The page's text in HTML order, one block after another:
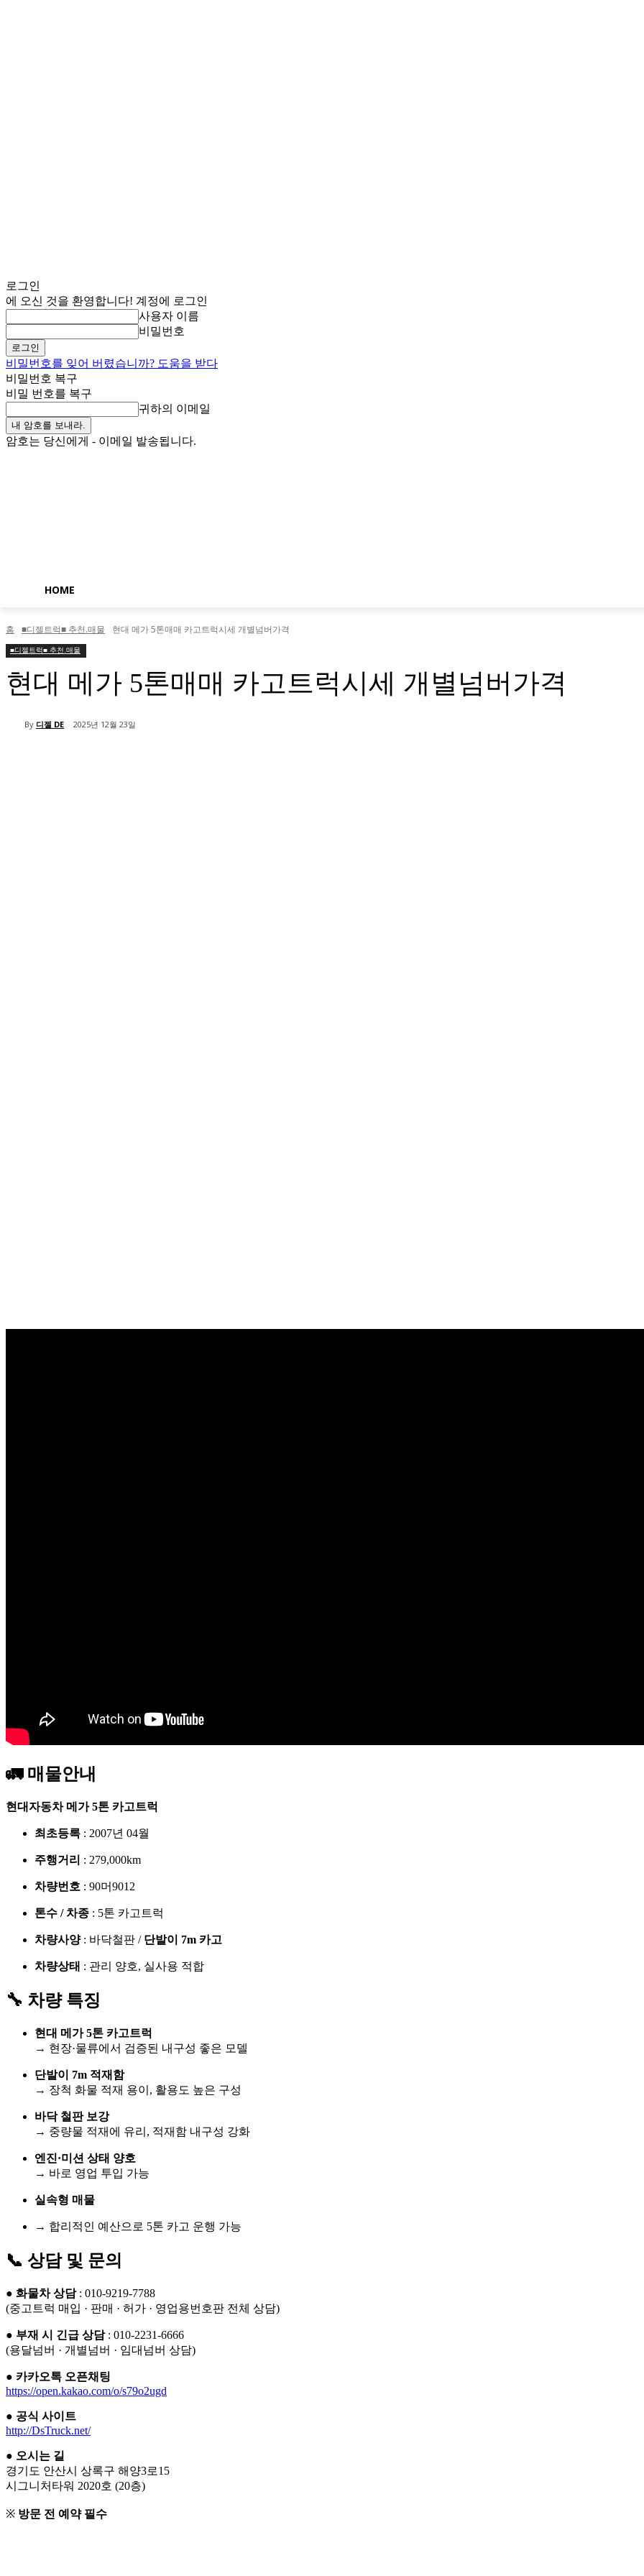
로그인
에 오신 것을 환영합니다! 계정에 로그인
사용자 이름
비밀번호
비밀번호를 잊어 버렸습니까? 도움을 받다
비밀번호 복구
비밀 번호를 복구
귀하의 이메일
암호는 당신에게 - 이메일 발송됩니다.
HOME
홈 ■디젤트럭■ 추천.매물 현대 메가 5톤매매 카고트럭시세 개별넘버가격
■디젤트럭■ 추천.매물
현대 메가 5톤매매 카고트럭시세 개별넘버가격
By 디젤 DE 2025년 12월 23일
🚛 매물안내
현대자동차메가 5톤 카고트럭
최초등록 : 2007년 04월
주행거리 : 279,000km
차량번호 : 90머9012
톤수 / 차종 : 5톤 카고트럭
차량사양: 바닥철판 / 단발이 7m 카고
차량상태 : 관리 양호, 실사용 적합
🔧 차량 특징
현대 메가 5톤 카고트럭
→ 현장·물류에서 검증된 내구성 좋은 모델
단발이 7m 적재함
→ 장척 화물 적재 용이, 활용도 높은 구성
바닥 철판 보강
→ 중량물 적재에 유리, 적재함 내구성 강화
엔진·미션 상태 양호
→ 바로 영업 투입 가능
실속형 매물
→ 합리적인 예산으로 5톤 카고 운행 가능
📞 상담 및 문의
● 화물차 상담: 010-9219-7788
(중고트럭 매입 · 판매 · 허가 · 영업용번호판 전체 상담)
● 부재 시 긴급 상담: 010-2231-6666
(용달넘버 · 개별넘버 · 임대넘버 상담)
● 카카오톡 오픈채팅
https://open.kakao.com/o/s79o2ugd
● 공식 사이트
http://DsTruck.net/
● 오시는 길
경기도 안산시 상록구 해양3로15
시그니처타워 2020호 (20층)
※ 방문 전 예약 필수